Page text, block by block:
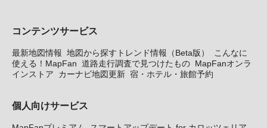
コンテンツサービス
最新地図情報 地図から探すトレンド情報（Beta版）
こんなに
使える！MapFan 道路走行調査で見つけたもの MapFanオンラ
インストア
カーナビ地図更新 宿・ホテル・旅館予約
個人向けサービス